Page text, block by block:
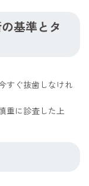
基準とタ
すぐ抜歯しなけれ
重に診査した上